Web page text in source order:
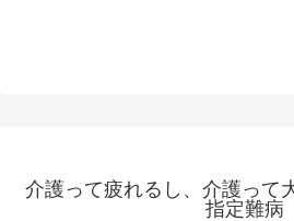
介護って疲れるし、介護って
指定難病